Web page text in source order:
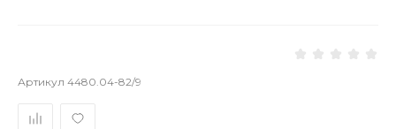
Артикул 4480.04-82/9